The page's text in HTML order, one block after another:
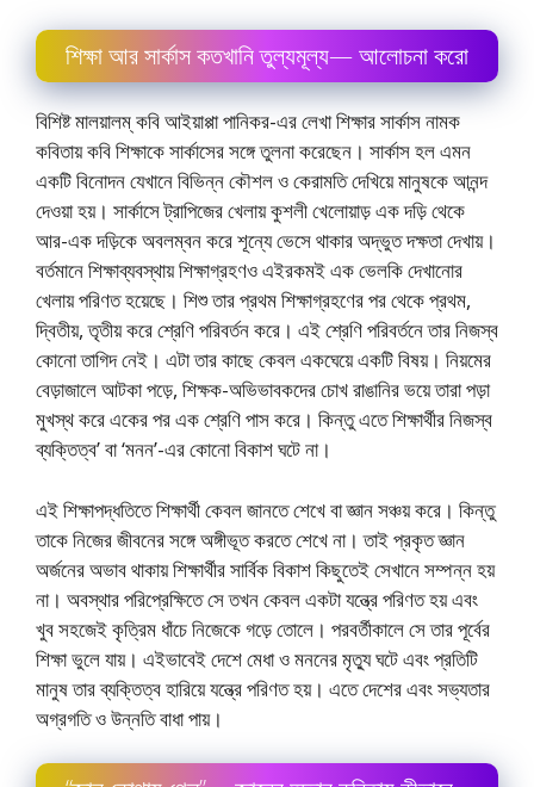
শিক্ষা আর সার্কাস কতখানি তুল্যমূল্য— আলােচনা করাে
বিশিষ্ট মালয়ালম্ কবি আইয়াপ্পা পানিকর-এর লেখা শিক্ষার সার্কাস নামক
কবিতায় কবি শিক্ষাকে সার্কাসের সঙ্গে তুলনা করেছেন। সার্কাস হল এমন
একটি বিনােদন যেখানে বিভিন্ন কৌশল ও কেরামতি দেখিয়ে মানুষকে আনন্দ
দেওয়া হয়। সার্কাসে ট্রাপিজের খেলায় কুশলী খেলােয়াড় এক দড়ি থেকে
আর-এক দড়িকে অবলম্বন করে শূন্যে ভেসে থাকার অদ্ভুত দক্ষতা দেখায়।
বর্তমানে শিক্ষাব্যবস্থায় শিক্ষাগ্রহণও এইরকমই এক ভেলকি দেখানাের
খেলায় পরিণত হয়েছে। শিশু তার প্রথম শিক্ষাগ্রহণের পর থেকে প্রথম,
দ্বিতীয়, তৃতীয় করে শ্রেণি পরিবর্তন করে। এই শ্রেণি পরিবর্তনে তার নিজস্ব
কোনাে তাগিদ নেই। এটা তার কাছে কেবল একঘেয়ে একটি বিষয়। নিয়মের
বেড়াজালে আটকা পড়ে, শিক্ষক-অভিভাবকদের চোখ রাঙানির ভয়ে তারা পড়া
মুখস্থ করে একের পর এক শ্রেণি পাস করে। কিন্তু এতে শিক্ষার্থীর নিজস্ব
ব্যক্তিত্ব’ বা ‘মনন’-এর কোনাে বিকাশ ঘটে না।
এই শিক্ষাপদ্ধতিতে শিক্ষার্থী কেবল জানতে শেখে বা জ্ঞান সঞ্চয় করে। কিন্তু
তাকে নিজের জীবনের সঙ্গে অঙ্গীভূত করতে শেখে না। তাই প্রকৃত জ্ঞান
অর্জনের অভাব থাকায় শিক্ষার্থীর সার্বিক বিকাশ কিছুতেই সেখানে সম্পন্ন হয়
না। অবস্থার পরিপ্রেক্ষিতে সে তখন কেবল একটা যন্ত্রে পরিণত হয় এবং
খুব সহজেই কৃত্রিম ধাঁচে নিজেকে গড়ে তােলে। পরবর্তীকালে সে তার পূর্বের
শিক্ষা ভুলে যায়। এইভাবেই দেশে মেধা ও মননের মৃত্যু ঘটে এবং প্রতিটি
মানুষ তার ব্যক্তিত্ব হারিয়ে যন্ত্রে পরিণত হয়। এতে দেশের এবং সভ্যতার
অগ্রগতি ও উন্নতি বাধা পায়।